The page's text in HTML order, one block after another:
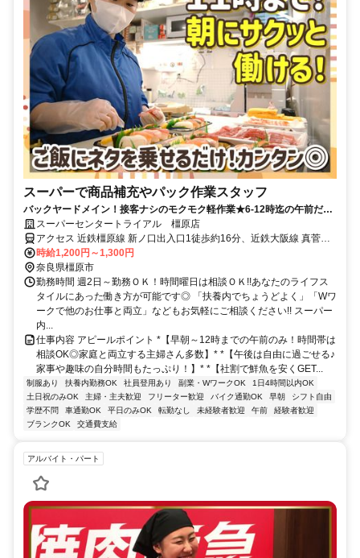
スーパーで商品補充やパック作業スタッフ
バックヤードメイン！接客ナシのモクモク軽作業★6-12時迄の午前だけ
×好きな曜日でOK★無理なく続けられて副業にもピッタリ★
スーパーセンタートライアル 橿原店
アクセス 近鉄橿原線 新ノ口出入口1徒歩約16分、近鉄大阪線 真菅徒
歩約18分、近鉄大阪線 大和八木北口徒歩約21分 近鉄「新ノ口駅」・
「真菅駅」から車で5分
時給1,200円～1,300円
奈良県橿原市
勤務時間 週2日～勤務ＯＫ！時間曜日は相談ＯＫ!!あなたのライフス
タイルにあった働き方が可能です◎ 「扶養内でちょうどよく」「Wワ
ークで他のお仕事と両立」などもお気軽にご相談ください!! スーパー
内...
仕事内容 アピールポイント *【早朝～12時までの午前のみ！時間帯は
相談OK◎家庭と両立する主婦さん多数】* *【午後は自由に過ごせる♪
家事や趣味の自分時間もたっぷり！】* *【社割で鮮魚を安くGET...
制服あり 扶養内勤務OK 社員登用あり 副業・WワークOK
1日4時間以内OK
土日祝のみOK
主婦・主夫歓迎 フリーター歓迎 バイク通勤OK 早朝
シフト自由
学歴不問
車通勤OK 平日のみOK 転勤なし 未経験者歓迎 午前
経験者歓迎
ブランクOK
交通費支給
アルバイト・パート